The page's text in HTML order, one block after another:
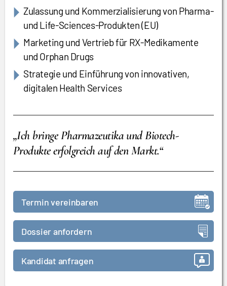
Zulassung und Kommerzialisierung von Pharma-
und Life-Sciences-Produkten (EU)
Marketing und Vertrieb für RX-Medikamente
und Orphan Drugs
Strategie und Einführung von innovativen,
digitalen Health Services
„Ich bringe Pharmazeutika und Biotech-
Produkte erfolgreich auf den Markt.“
Termin vereinbaren
Dossier anfordern
Kandidat anfragen